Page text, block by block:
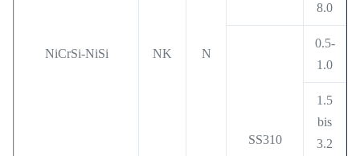
NiCrSi-NiSi NK N
8.0
SS310
0.5-
1.0
1.5
bis
3.2